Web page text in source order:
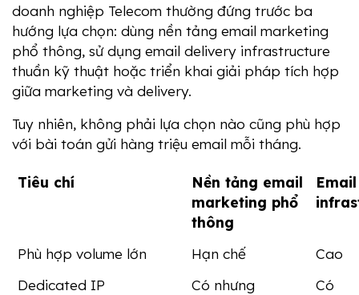
doanh nghiệp Telecom thường đứng trước ba
hướng lựa chọn: dùng nền tảng email marketing
phổ thông, sử dụng email delivery infrastructure
thuần kỹ thuật hoặc triển khai giải pháp tích hợp
giữa marketing và delivery.
Tuy nhiên, không phải lựa chọn nào cũng phù hợp
với bài toán gửi hàng triệu email mỗi tháng.
Tiêu chí
Nền tảng email
marketing phổ
thông
Phù hợp volume lớn Hạn chế
Cao
Dedicated IP
Có nhưng
Có